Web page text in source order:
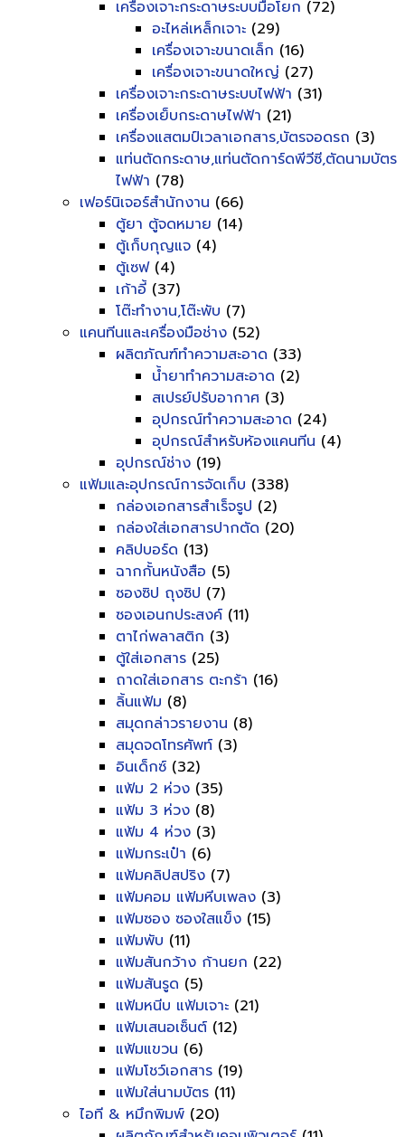
เครื่องเจาะกระดาษระบบมือโยก (72)
อะไหล่เหล็กเจาะ (29)
เครื่องเจาะขนาดเล็ก (16)
เครื่องเจาะขนาดใหญ่ (27)
เครื่องเจาะกระดาษระบบไฟฟ้า (31)
เครื่องเย็บกระดาษไฟฟ้า (21)
เครื่องแสตมป์เวลาเอกสาร,บัตรจอดรถ (3)
แท่นตัดกระดาษ,แท่นตัดการ์ดพีวีซี,ตัดนามบัตร
ไฟฟ้า (78)
เฟอร์นิเจอร์สำนักงาน (66)
ตู้ยา ตู้จดหมาย (14)
ตู้เก็บกุญแจ (4)
ตู้เซฟ(4)
เก้าอี้ (37)
โต๊ะทำงาน,โต๊ะพับ (7)
แคนทีนและเครื่องมือช่าง (52)
ผลิตภัณฑ์ทำความสะอาด (33)
น้ำยาทำความสะอาด (2)
สเปรย์ปรับอากาศ (3)
อุปกรณ์ทำความสะอาด (24)
อุปกรณ์สำหรับห้องแคนทีน (4)
อุปกรณ์ช่าง (19)
แฟ้มและอุปกรณ์การจัดเก็บ (338)
กล่องเอกสารสำเร็จรูป (2)
กล่องใส่เอกสารปากตัด (20)
คลิปบอร์ด (13)
ฉากกั้นหนังสือ (5)
ซองซิป ถุงซิป (7)
ซองเอนกประสงค์ (11)
ตาไก่พลาสติก (3)
ตู้ใส่เอกสาร (25)
ถาดใส่เอกสาร ตะกร้า (16)
ลิ้นแฟ้ม (8)
สมุดกล่าวรายงาน (8)
สมุดจดโทรศัพท์ (3)
อินเด็กซ์ (32)
แฟ้ม 2 ห่วง (35)
แฟ้ม 3 ห่วง (8)
แฟ้ม 4 ห่วง (3)
แฟ้มกระเป๋า (6)
แฟ้มคลิปสปริง (7)
แฟ้มคอม แฟ้มหีบเพลง (3)
แฟ้มซอง ซองใสแข็ง (15)
แฟ้มพับ (11)
แฟ้มสันกว้าง ก้านยก (22)
แฟ้มสันรูด (5)
แฟ้มหนีบ แฟ้มเจาะ (21)
แฟ้มเสนอเซ็นต์ (12)
แฟ้มแขวน (6)
แฟ้มโชว์เอกสาร (19)
แฟ้มใส่นามบัตร (11)
ไอที & หมึกพิมพ์ (20)